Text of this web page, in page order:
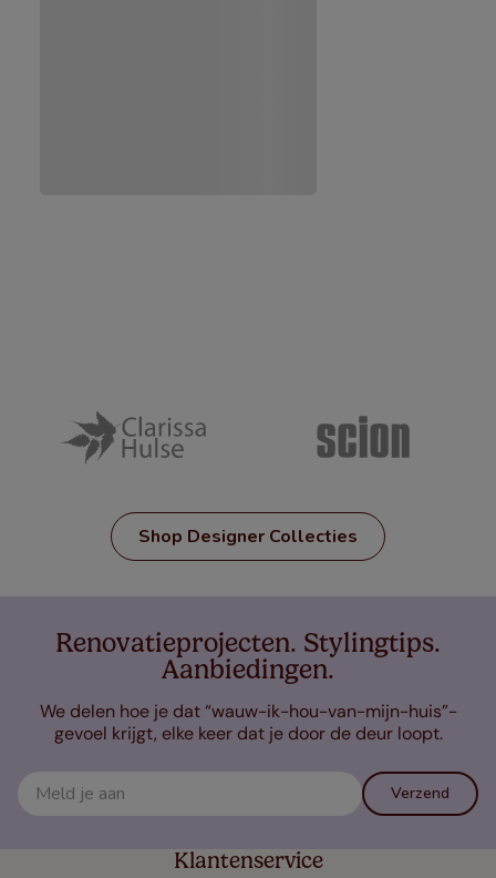
Shop Designer Collecties
Renovatieprojecten. Stylingtips.
Aanbiedingen.
We delen hoe je dat “wauw-ik-hou-van-mijn-huis”-
gevoel krijgt, elke keer dat je door de deur loopt.
Verzend
Klantenservice